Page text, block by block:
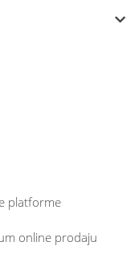
platforme
online prodaju